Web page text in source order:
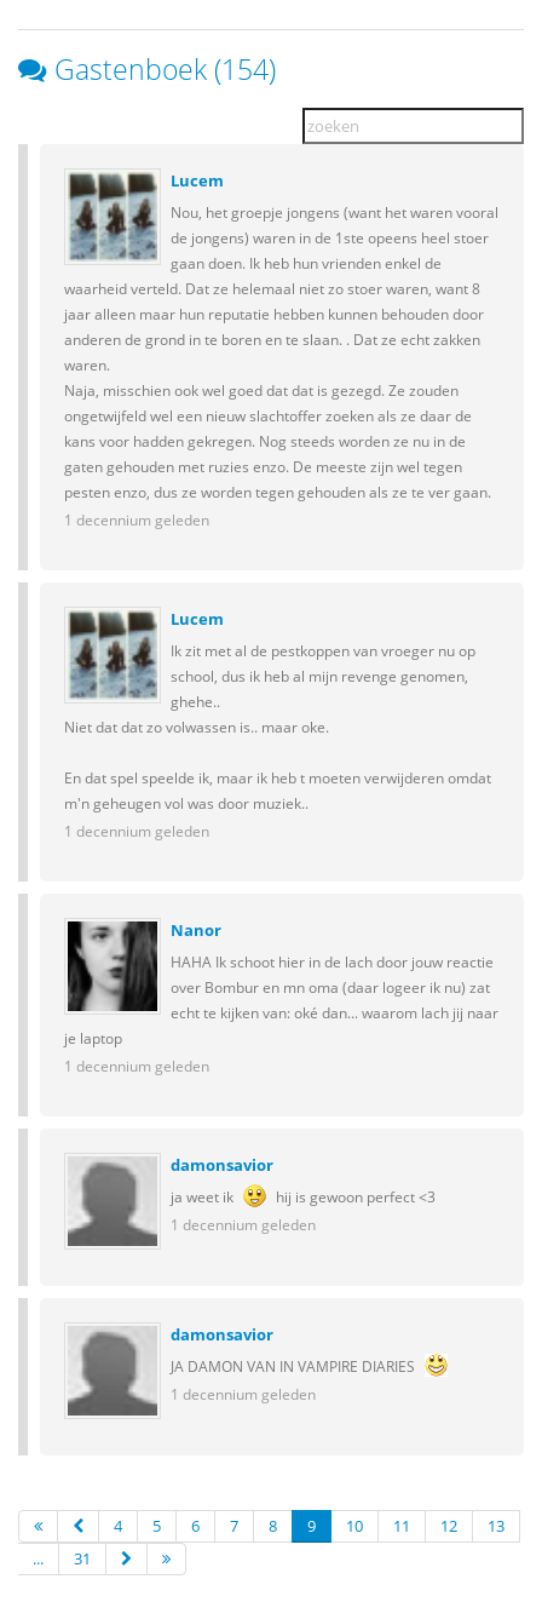
Gastenboek (154)
Lucem
Nou, het groepje jongens (want het waren vooral
de jongens) waren in de 1ste opeens heel stoer
gaan doen. Ik heb hun vrienden enkel de
waarheid verteld. Dat ze helemaal niet zo stoer waren, want 8
jaar alleen maar hun reputatie hebben kunnen behouden door
anderen de grond in te boren en te slaan. . Dat ze echt zakken
waren.
Naja, misschien ook wel goed dat dat is gezegd. Ze zouden
ongetwijfeld wel een nieuw slachtoffer zoeken als ze daar de
kans voor hadden gekregen. Nog steeds worden ze nu in de
gaten gehouden met ruzies enzo. De meeste zijn wel tegen
pesten enzo, dus ze worden tegen gehouden als ze te ver gaan.
1 decennium geleden
Lucem
Ik zit met al de pestkoppen van vroeger nu op
school, dus ik heb al mijn revenge genomen,
ghehe..
Niet dat dat zo volwassen is.. maar oke.
En dat spel speelde ik, maar ik heb t moeten verwijderen omdat
m'n geheugen vol was door muziek..
1 decennium geleden
Nanor
HAHA Ik schoot hier in de lach door jouw reactie
over Bombur en mn oma (daar logeer ik nu) zat
echt te kijken van: oké dan... waarom lach jij naar
je laptop
1 decennium geleden
damonsavior
ja weet ik
hij is gewoon perfect <3
1 decennium geleden
damonsavior
JA DAMON VAN IN VAMPIRE DIARIES
1 decennium geleden
4 5 6 7 8 9 10 11 12
13
...
31